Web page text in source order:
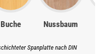
Buche Nussbaum
Spanplatte nach DIN